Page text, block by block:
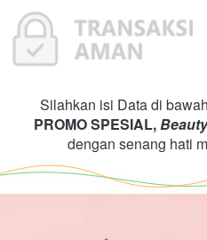
Silahkan isi Data di
PROMO SPESIAL,
dengan senang hati